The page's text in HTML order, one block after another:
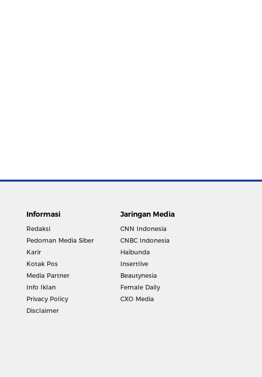
Informasi
Redaksi
Pedoman Media Siber
Karir
Kotak Pos
Media Partner
Info Iklan
Privacy Policy
Disclaimer
Jaringan Media
CNN Indonesia
CNBC Indonesia
Haibunda
Insertlive
Beautynesia
Female Daily
CXO Media